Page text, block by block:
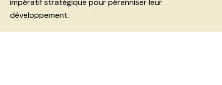
impératif stratégique pour pérenniser leur
développement.